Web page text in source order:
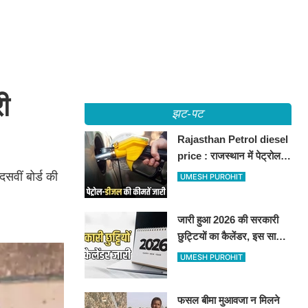
बोर्ड की
झट-पट
Rajasthan Petrol diesel
price : राजस्थान में पेट्रोल-
डीजल की कीमतें जारी, जानिए
UMESH PUROHIT
जारी हुआ 2026 की सरकारी
छुट्टियों का कैलेंडर, इस साल
कई बार मिलेगा लगातार
UMESH PUROHIT
फसल बीमा मुआवजा न मिलने